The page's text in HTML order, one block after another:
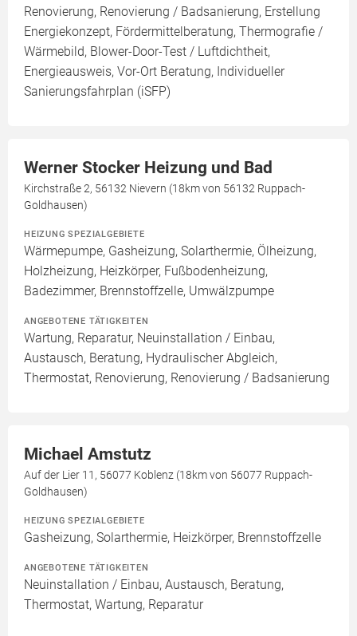
Renovierung, Renovierung / Badsanierung, Erstellung
Energiekonzept, Fördermittelberatung, Thermografie /
Wärmebild, Blower-Door-Test / Luftdichtheit,
Energieausweis, Vor-Ort Beratung, Individueller
Sanierungsfahrplan (iSFP)
Werner Stocker Heizung und Bad
Kirchstraße 2, 56132 Nievern (18km von 56132 Ruppach-
Goldhausen)
HEIZUNG SPEZIALGEBIETE
Wärmepumpe, Gasheizung, Solarthermie, Ölheizung,
Holzheizung, Heizkörper, Fußbodenheizung,
Badezimmer, Brennstoffzelle, Umwälzpumpe
ANGEBOTENE TÄTIGKEITEN
Wartung, Reparatur, Neuinstallation / Einbau,
Austausch, Beratung, Hydraulischer Abgleich,
Thermostat, Renovierung, Renovierung / Badsanierung
Michael Amstutz
Auf der Lier 11, 56077 Koblenz (18km von 56077 Ruppach-
Goldhausen)
HEIZUNG SPEZIALGEBIETE
Gasheizung, Solarthermie, Heizkörper, Brennstoffzelle
ANGEBOTENE TÄTIGKEITEN
Neuinstallation / Einbau, Austausch, Beratung,
Thermostat, Wartung, Reparatur